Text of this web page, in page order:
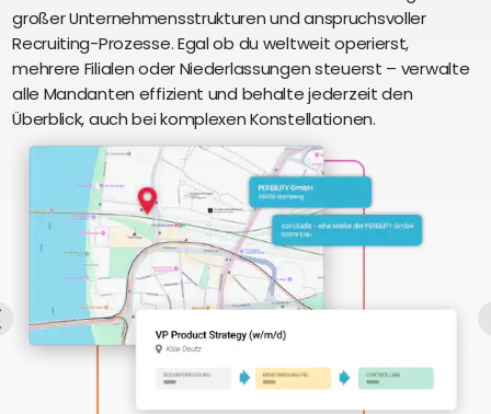
eAkte
und
Digitalisierung
Schnittstellen
Intelligenz
Über uns
Perbility
Offene
Stellen
Compliance
Kontakt
großer Unternehmensstrukturen und anspruchsvoller
Recruiting-Prozesse. Egal ob du weltweit operierst,
mehrere Filialen oder Niederlassungen steuerst – verwalte
alle Mandanten effizient und behalte jederzeit den
Überblick, auch bei komplexen Konstellationen.